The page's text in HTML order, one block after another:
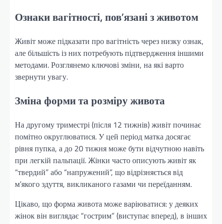
Ознаки вагітності, пов’язані з животом
Живіт може підказати про вагітність через низку ознак,
але більшість із них потребують підтвердження іншими
методами. Розглянемо ключові зміни, на які варто
звернути увагу.
Зміна форми та розміру живота
На другому триместрі (після 12 тижнів) живіт починає
помітно округлюватися. У цей період матка досягає
рівня пупка, а до 20 тижня може бути відчутною навіть
при легкій пальпації. Жінки часто описують живіт як
“твердий” або “напружений”, що відрізняється від
м’якого здуття, викликаного газами чи переїданням.
Цікаво, що форма живота може варіюватися: у деяких
жінок він виглядає “гострим” (виступає вперед), в інших